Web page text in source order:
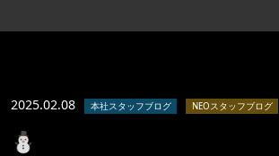
2025.02.08 本社スタッフブログ NEOスタッフブログ
⛄